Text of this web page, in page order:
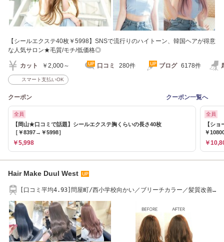
【シールエクステ40枚￥5998】SNSで流行りのハイトーン、韓国ヘアが得意
な人気サロン★毛質/モチ/低価格◎
カット ￥2,000～ 口コミ 280件 ブログ 6178件
スマート支払いOK
クーポン クーポン一覧へ
全員
【岡山★口コミで話題】シールエクステ胸くらいの長さ40枚
［￥8397→￥5998］
￥5,998
全員
【シ
￥
￥
Hair Make Duul West
[口コミ平均4.93]問屋町/西小学校向かい／ブリーチカラー／髪質改善